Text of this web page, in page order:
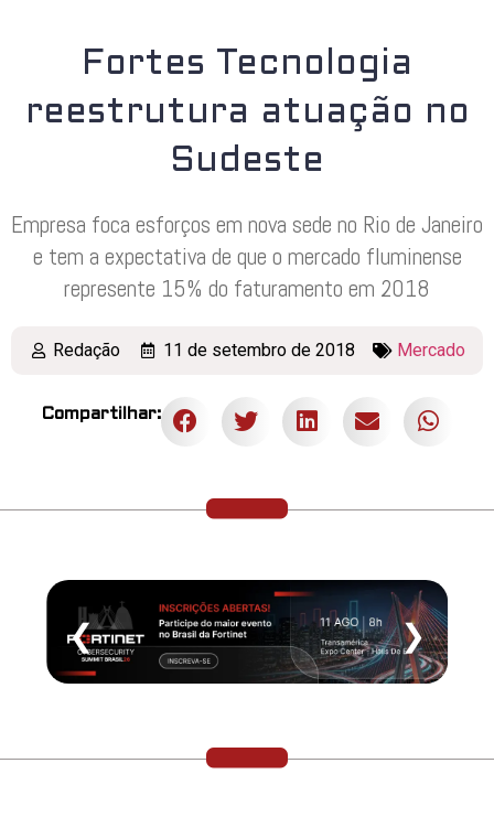
Fortes Tecnologia
reestrutura atuação no
Sudeste
Empresa foca esforços em nova sede no Rio de Janeiro
e tem a expectativa de que o mercado fluminense
represente 15% do faturamento em 2018
Redação 11 de setembro de 2018 Mercado
Compartilhar:
❮ ❯